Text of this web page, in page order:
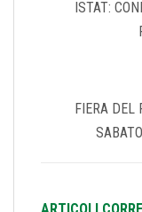
ISTAT:
FIERA DEL